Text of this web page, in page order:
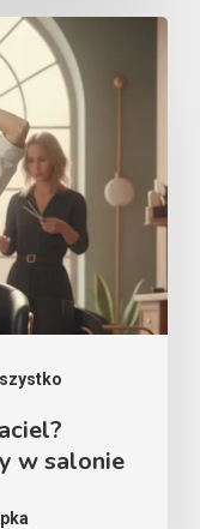
w salonie